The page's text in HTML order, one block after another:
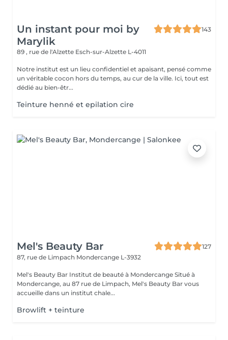
Un instant pour moi by
Marylik
143
89 , rue de l'Alzette Esch-sur-Alzette L-4011
Notre institut est un lieu confidentiel et apaisant, pensé comme
un véritable cocon hors du temps, au cur de la ville. Ici, tout est
dédié au bien-êtr...
Teinture henné et epilation cire
Mel's Beauty Bar
127
87, rue de Limpach Mondercange L-3932
Mel's Beauty Bar Institut de beauté à Mondercange Situé à
Mondercange, au 87 rue de Limpach, Mel's Beauty Bar vous
accueille dans un institut chale...
Browlift + teinture